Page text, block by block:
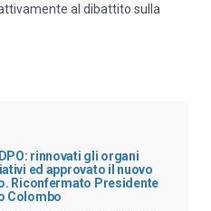
al dibattito sulla
rinnovati gli organi
ed approvato il nuovo
Riconfermato Presidente
Colombo